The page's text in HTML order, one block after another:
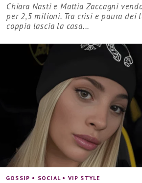
Chiara Nasti e Mattia Zaccagni
per 2,5 milioni. Tra crisi e paura dei
coppia lascia la casa...
GOSSIP • SOCIAL • VIP STYLE